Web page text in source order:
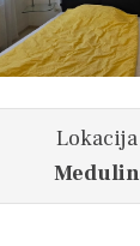
Lokacija
Medulin